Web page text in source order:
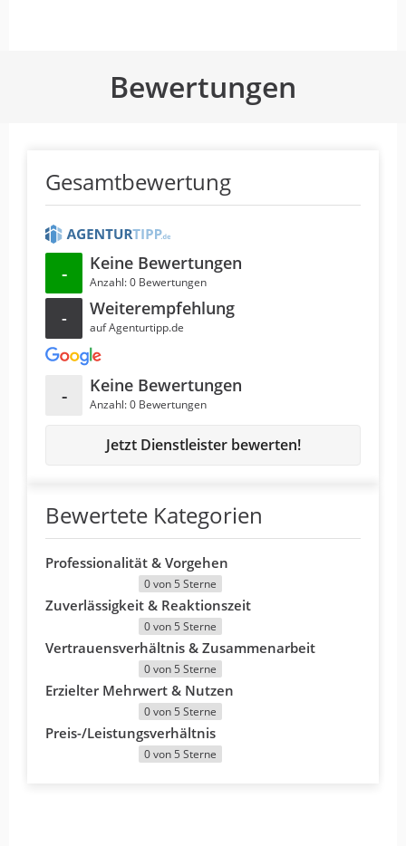
Bewertungen
Bewertete Kategorien
Professionalität & Vorgehen
0 von 5 Sterne
Zuverlässigkeit & Reaktionszeit
0 von 5 Sterne
Vertrauensverhältnis & Zusammenarbeit
0 von 5 Sterne
Erzielter Mehrwert & Nutzen
0 von 5 Sterne
Preis-/Leistungsverhältnis
0 von 5 Sterne
Gesamtbewertung
- Keine Bewertungen
Anzahl: 0 Bewertungen
- Weiterempfehlung
auf Agenturtipp.de
- Keine Bewertungen
Anzahl: 0 Bewertungen
Jetzt Dienstleister bewerten!